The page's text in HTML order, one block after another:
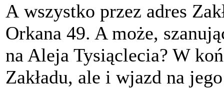
A wszystko przez adres
Orkana 49. A może,
na Aleja Tysiąclecia? W
Zakładu, ale i wjazd na